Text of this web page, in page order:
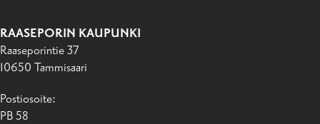
RAASEPORIN KAUPUNKI
Raaseporintie 37
10650 Tammisaari
Postiosoite:
PB 58